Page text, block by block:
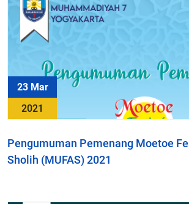
23 Mar
2021
Pengumuman Pemenang Moetoe
Sholih (MUFAS) 2021